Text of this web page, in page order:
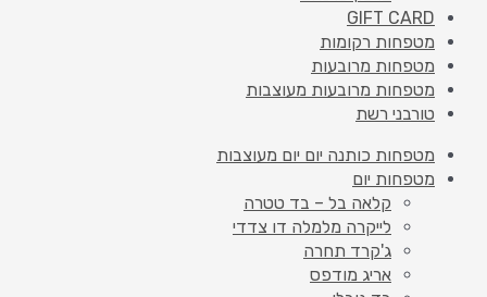
GIFT CARD
מטפחות רקומות
מטפחות מרובעות
מטפחות מרובעות מעוצבות
טורבני רשת
מטפחות כותנה יום יום מעוצבות
מטפחות יום
קלאה בל – בד טטרה
לייקרה מלמלה דו צדדי
ג'קרד תחרה
אריג מודפס